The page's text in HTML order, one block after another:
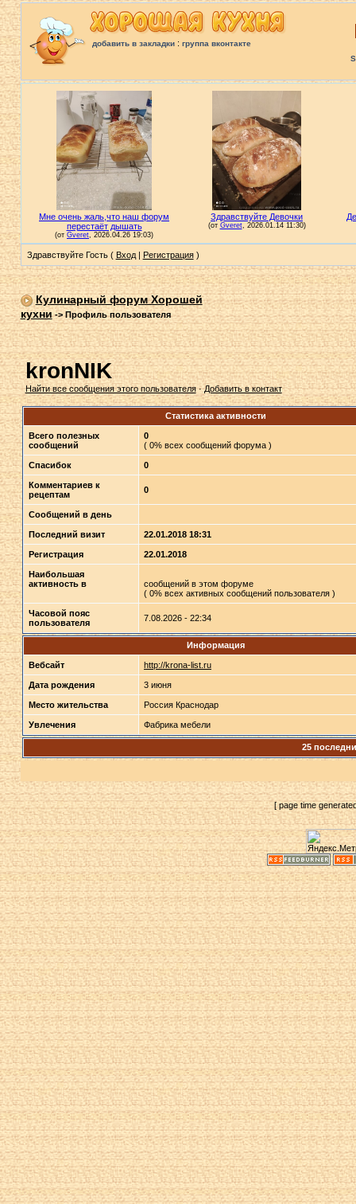
добавить в закладки: группа вконтакте
Здравствуйте Гость ( Вход| Регистрация)
Кулинарный форум Хорошей
кухни->Профиль пользователя
kronNIK
Найти все сообщения этого пользователя·Добавить в контакт
Статистика активности
Всего полезных
сообщений
0
( 0% всех сообщений форума )
Спасибок 0
Комментариев к
рецептам
0
Сообщений в день
Последний визит 22.01.2018 18:31
Регистрация 22.01.2018
Наибольшая
активность в
сообщений в этом форуме
( 0% всех активных сообщений пользователя )
Часовой пояс
пользователя
7.08.2026 - 22:34
Информация
Вебсайт http://krona-list.ru
Дата рождения 3 июня
Место жительства Россия Краснодар
Увлечения Фабрика мебели
25
[ page time